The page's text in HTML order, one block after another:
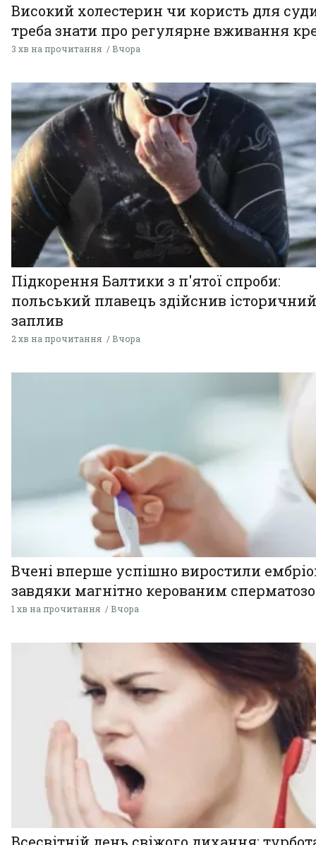
Високий холестерин чи користь для
треба знати про регулярне вживання
3 хв на прочитання Вчора
Підкорення Балтики з п'ятої спроби:
польський плавець здійснив історичний
заплив
2 хв на прочитання Вчора
Вчені вперше успішно виростили
завдяки магнітно керованим
1 хв на прочитання Вчора
Всесвітній день свіжого дихання: